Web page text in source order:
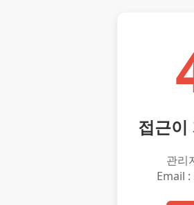
접근이
관리
Email